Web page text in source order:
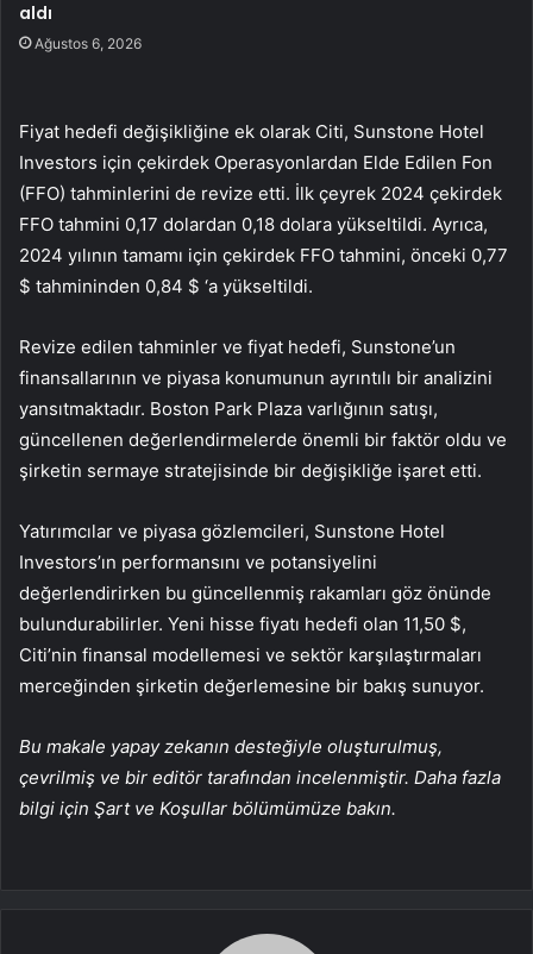
aldı
Ağustos 6, 2026
Fiyat hedefi değişikliğine ek olarak Citi, Sunstone Hotel
Investors için çekirdek Operasyonlardan Elde Edilen Fon
(FFO) tahminlerini de revize etti. İlk çeyrek 2024 çekirdek
FFO tahmini 0,17 dolardan 0,18 dolara yükseltildi. Ayrıca,
2024 yılının tamamı için çekirdek FFO tahmini, önceki 0,77
$ tahmininden 0,84 $ ‘a yükseltildi.
Revize edilen tahminler ve fiyat hedefi, Sunstone’un
finansallarının ve piyasa konumunun ayrıntılı bir analizini
yansıtmaktadır. Boston Park Plaza varlığının satışı,
güncellenen değerlendirmelerde önemli bir faktör oldu ve
şirketin sermaye stratejisinde bir değişikliğe işaret etti.
Yatırımcılar ve piyasa gözlemcileri, Sunstone Hotel
Investors’ın performansını ve potansiyelini
değerlendirirken bu güncellenmiş rakamları göz önünde
bulundurabilirler. Yeni hisse fiyatı hedefi olan 11,50 $,
Citi’nin finansal modellemesi ve sektör karşılaştırmaları
merceğinden şirketin değerlemesine bir bakış sunuyor.
Bu makale yapay zekanın desteğiyle oluşturulmuş,
çevrilmiş ve bir editör tarafından incelenmiştir. Daha fazla
bilgi için Şart ve Koşullar bölümümüze bakın.